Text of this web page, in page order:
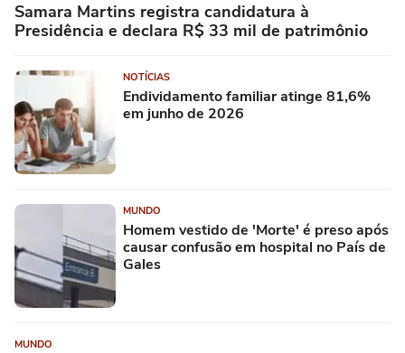
Samara Martins registra candidatura à
Presidência e declara R$ 33 mil de patrimônio
NOTÍCIAS
Endividamento familiar atinge 81,6%
em junho de 2026
MUNDO
Homem vestido de 'Morte' é preso após
causar confusão em hospital no País de
Gales
MUNDO